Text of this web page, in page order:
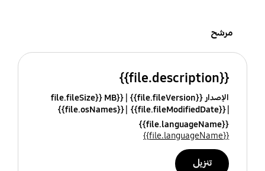
مرشح
{{file.description}}
الإصدار {{file.fileVersion}}
{{file.fileSize}} MB
{{file.fileModifiedDate}}
{{file.osNames}}
{{file.languageName}}
{{file.languageName}}
تنزيل